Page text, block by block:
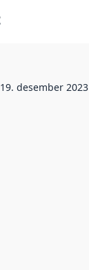
19. desember 2023